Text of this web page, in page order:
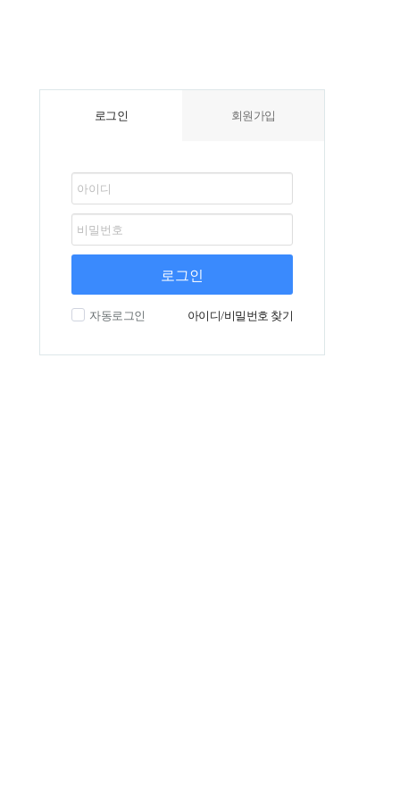
로그인 회원가입
로그인
자동로그인 아이디/비밀번호 찾기